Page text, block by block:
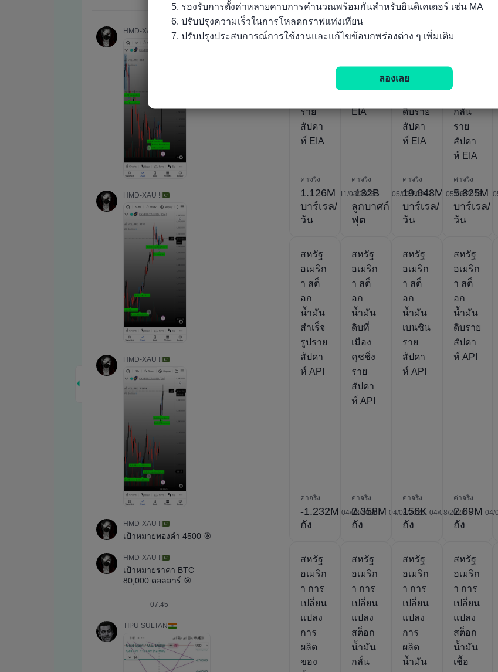
รวม
การ
ผลิต
ราย
สัปดา
ห์ EIA
ค่าจริง
1.126M
บาร์เรล/
วัน
11/03/2026
ประมา
ณการ
ไหล
ก๊าซ
EIA
ค่าจริง
-132B
ลูกบาศก์
ฟุต
05/03/2026
พยากร
ความ
รการ
ผลิต
ดิบราย
สัปดา
ห์ EIA
ค่าจริง
19.648M
บาร์เรล/
วัน
05/08/2026
พยากร
ความ
กลั่น
ราย
สัปดา
ห์ EIA
ค่าจริง
5.825M
บาร์เรล/
วัน
สหรัฐ
อเมริก
า สต็
อก
น้ำมัน
สำเร็จ
รูปราย
สัปดา
ห์ API
ค่าจริง
-1.232M
ถัง
04/08/2026
สหรัฐ
อเมริก
า สต็
อก
น้ำมัน
ดิบที่
เมือง
คุชชิ่ง
ราย
สัปดา
ห์ API
ค่าจริง
2.358M
ถัง
04/08/2026
สหรัฐ
อเมริก
า สต็
อก
น้ำมัน
เบนซิน
ราย
สัปดา
ห์ API
ค่าจริง
156K
ถัง
04/08/2026
สหรัฐ
อเมริก
า สต็
อก
น้ำมัน
ดิบราย
สัปดา
ห์ API
ค่าจริง
2.69M
ถัง
04/
สหรัฐ
อเมริก
า การ
เปลี่ยน
แปลง
การ
ผลิต
ของ
สหรัฐ
อเมริก
า การ
เปลี่ยน
แปลง
สต็อก
น้ำมัน
กลั่น
สหรัฐ
อเมริก
า การ
เปลี่ยน
แปลง
การ
ผลิต
น้ำมัน
สหรัฐ
อเมริก
า การ
เปลี่ยน
แปลง
สต็อก
น้ำมัน
เชื้อ
5. รองรับการตั้งค่าหลายคาบการคำนวณพร้อมกันสำหรับอินดิเคเตอร์ เช่น MA
6. ปรับปรุงความเร็วในการโหลดกราฟแท่งเทียน
7. ปรับปรุงประสบการณ์การใช้งานและแก้ไขข้อบกพร่องต่าง ๆ เพิ่มเติม
ลองเลย